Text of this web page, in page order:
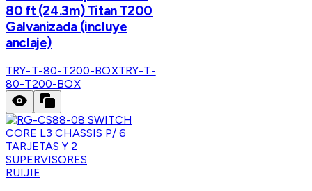
80 ft (24.3m) Titan T200
Galvanizada (incluye
anclaje)
TRY-T-80-T200-BOXTRY-T-
80-T200-BOX
RUIJIE